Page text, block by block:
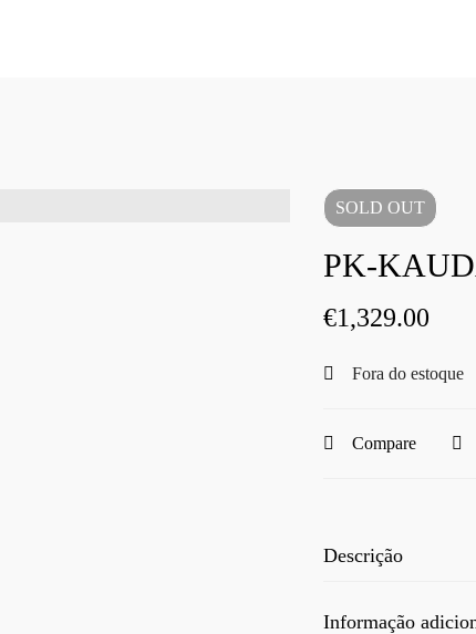
SOLD OUT
PK-
€1,329.00
Fora do estoque
Compare
Descrição
Informação